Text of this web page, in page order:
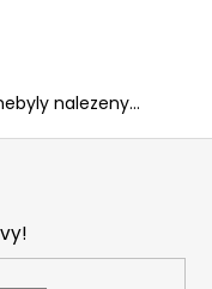
nalezeny...